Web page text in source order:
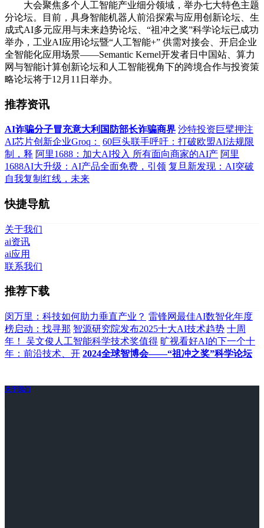
大会聚焦多个人工智能产业细分领域，举办七大特色主题
分论坛。目前，具身智能机器人前沿探索与应用创新论坛、生
成式AI多元应用与未来趋势论坛、“祖冲之奖”科学论坛已成功
举办，工业AI应用论坛暨“人工智能+” 供需对接会、开启企业
全智能化应用场景——Semantic Kernel开发者日中国站、算力
网与智能计算创新论坛和人工智能视角下的跨境合作与投资策
略论坛将于12月11日举办。
推荐资讯
AI诈骗分子冒充意大利国防部长诈骗商界 沙特投资巨擘押注
AI芯片创新企业Groq：
60巨头联手呼吁：打破欧盟AI法规限
制，释 阿里1688：加大AI投入 所有面向商家的AI产 阿里
1688AI大升级：AI产品全面免费，引领 复旦新发现：AI突破
自我复制红线，未来
快捷导航
关于我们
ai资讯
ai应用
联系我们
推荐下载
闵万里：科技如何助力垂直产业？ 雷锋网最佳AI数智化年度
榜启动：找寻那 智源研究院发布2025十大AI技术趋势 十周
年！ 吴文俊人工智能科学技术奖值得 旷视看好AI的下一个十
年：前沿技术、开 2024全球智博会——“祖冲之奖”科学论坛
关于我们